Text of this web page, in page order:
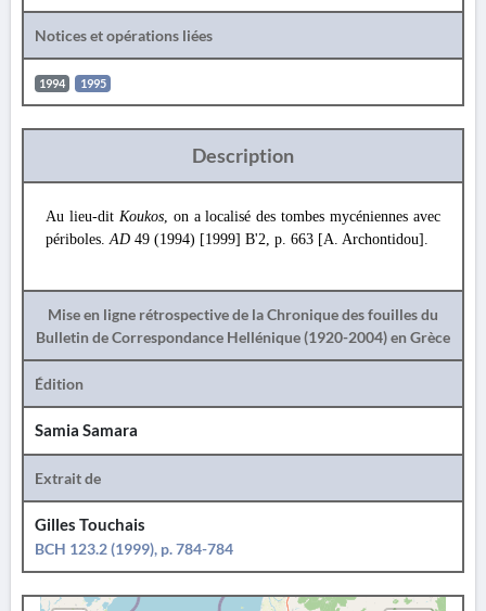
Notices et opérations liées
1994 1995
Description
Au lieu-dit Koukos, on a localisé des tombes mycéniennes avec
périboles.AD 49 (1994) [1999] B'2, p. 663 [A. Archontidou].
Mise en ligne rétrospective de la Chronique des fouilles du
Bulletin de Correspondance Hellénique (1920-2004) en Grèce
Édition
Samia Samara
Extrait de
Gilles Touchais
BCH 123.2 (1999), p. 784-784